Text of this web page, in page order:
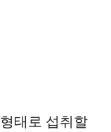
태로 섭취할